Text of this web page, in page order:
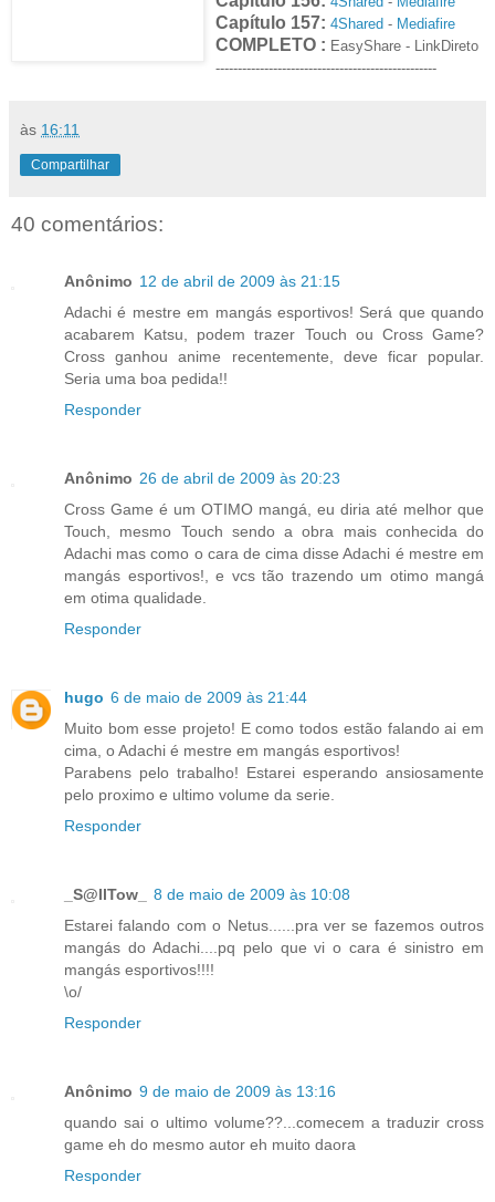
Capítulo 157: 4Shared - Mediafire
COMPLETO : EasyShare - LinkDireto
--------------------------------------------------
às 16:11
Compartilhar
40 comentários:
Anônimo 12 de abril de 2009 às 21:15
Adachi é mestre em mangás esportivos! Será que quando
acabarem Katsu, podem trazer Touch ou Cross Game?
Cross ganhou anime recentemente, deve ficar popular.
Seria uma boa pedida!!
Responder
Anônimo 26 de abril de 2009 às 20:23
Cross Game é um OTIMO mangá, eu diria até melhor que
Touch, mesmo Touch sendo a obra mais conhecida do
Adachi mas como o cara de cima disse Adachi é mestre em
mangás esportivos!, e vcs tão trazendo um otimo mangá
em otima qualidade.
Responder
hugo 6 de maio de 2009 às 21:44
Muito bom esse projeto! E como todos estão falando ai em
cima, o Adachi é mestre em mangás esportivos!
Parabens pelo trabalho! Estarei esperando ansiosamente
pelo proximo e ultimo volume da serie.
Responder
_S@llTow_
8 de maio de 2009 às 10:08
Estarei falando com o Netus......pra ver se fazemos outros
mangás do Adachi....pq pelo que vi o cara é sinistro em
mangás esportivos!!!!
\o/
Responder
Anônimo 9 de maio de 2009 às 13:16
quando sai o ultimo volume??...comecem a traduzir cross
game eh do mesmo autor eh muito daora
Responder